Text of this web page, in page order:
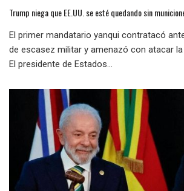
Trump niega que EE.UU. se esté quedando sin
El primer mandatario yanqui contratacó
de escasez militar y amenazó con atacar la
El presidente de Estados...